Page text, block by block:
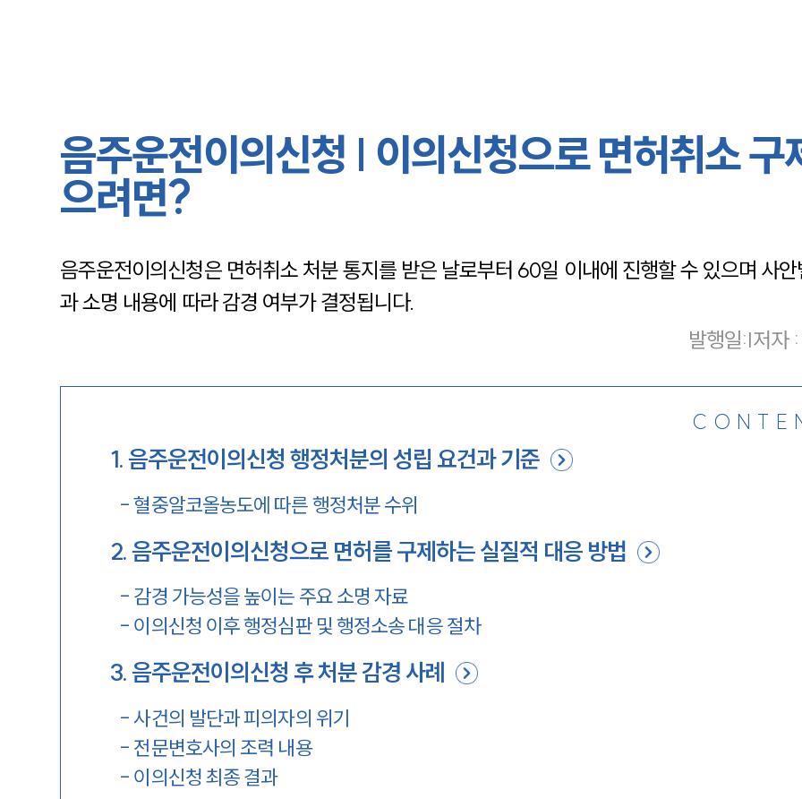
음주운전이의신청 | 이의신청으로 면허취소 구
으려면?
음주운전이의신청은 면허취소 처분 통지를 받은 날로부터 60일 이내에 진행할 수 있으며 사
과 소명 내용에 따라 감경 여부가 결정됩니다.
발행일:|저자 :
1.음주운전이의신청 행정처분의 성립 요건과 기준
-혈중알코올농도에 따른 행정처분 수위
2.음주운전이의신청으로 면허를 구제하는 실질적 대응 방법
- 감경 가능성을 높이는 주요 소명 자료
- 이의신청 이후 행정심판 및 행정소송 대응 절차
3.음주운전이의신청 후 처분 감경 사례
-사건의 발단과 피의자의 위기
- 전문변호사의 조력 내용
- 이의신청 최종 결과